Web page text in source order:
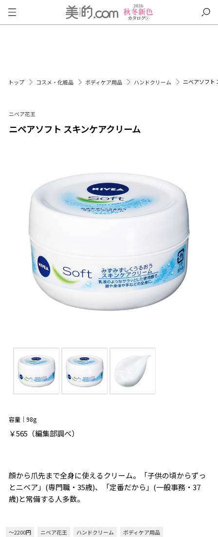
トップ コスメ・化粧品 ボディケア用品 ハンドクリーム ニベアソフト
ニベア花王
ニベアソフト スキンケアクリーム
容量｜98g
￥565（編集部調べ）
顔から爪先まで全身に使えるクリーム。「子供の頃からずっ
とニベア」(専門職・35歳)、「定番だから」(一般事務・37
歳)と常備する人多数。
～2200円 ニベア花王 ハンドクリーム ボディケア用品